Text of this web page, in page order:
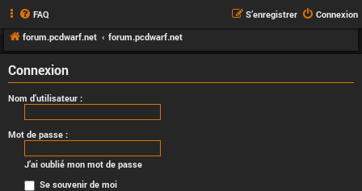
FAQ Connexion
S’enregistrer
forum.pcdwarf.net
forum.pcdwarf.net
Connexion
Nom d’utilisateur :
Mot de passe :
J’ai oublié mon mot de passe
Se souvenir de moi